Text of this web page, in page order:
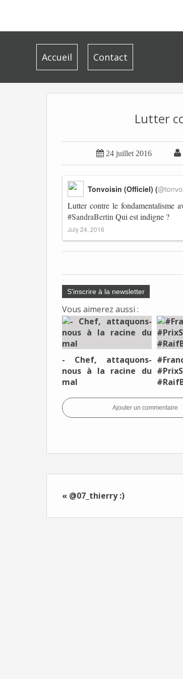
Accueil Contact
Lutter
 24 juillet 2016 
Lutter contre le fondamentalisme
#SandraBertin Qui est indigne ?
Tonvoisin (Officiel) (
July 24, 2016
S'inscrire à la newsletter
Vous aimerez aussi :
- Chef, attaquons-
nous à la racine du
mal
Ajouter un commentaire
« @07_thierry :)